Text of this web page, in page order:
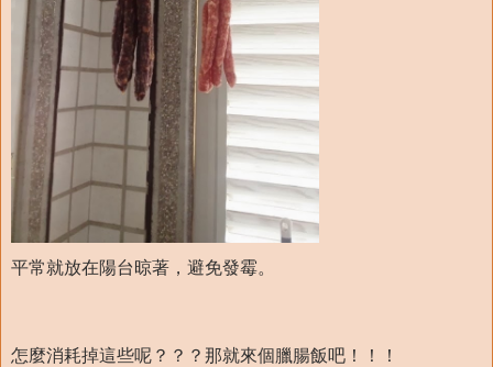
平常就放在陽台晾著，避免發霉。
怎麼消耗掉這些呢？？？那就來個臘腸飯吧！！！